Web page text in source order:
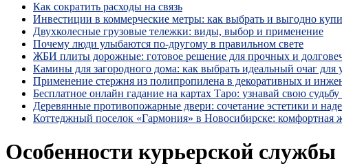
Как сократить расходы на связь
Инвестиции в коммерческие метры: как выбрать и выгодно
Двухколесные грузовые тележки: виды, выбор и применение
Почему люди улыбаются по‑другому в правильном свете
ЖБИ плиты дорожные: готовое решение для прочных и
Камины для загородного дома: как выбрать идеальный очаг для
Применение стержня из полипропилена в декоративных и
Бесплатное онлайн гадание на картах Таро: узнавай свою судьбу
Деревянные противопожарные двери: сочетание эстетики и
Коттеджный поселок «Гармония» в Новосибирске: комфортная
Особенности курьерской службы